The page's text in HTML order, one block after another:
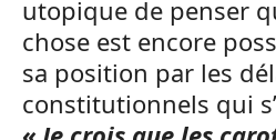
utopique de penser
chose est encore
sa position par les
constitutionnels qui